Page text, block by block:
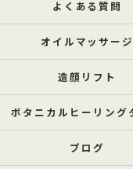
よくある質問
オイルマッサージ
造顔リフト
ボタニカルヒーリング
ブログ